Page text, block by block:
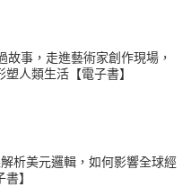
故事，走進藝術家創作現場，
人類生活【電子書】
析美元邏輯，如何影響全球經
】